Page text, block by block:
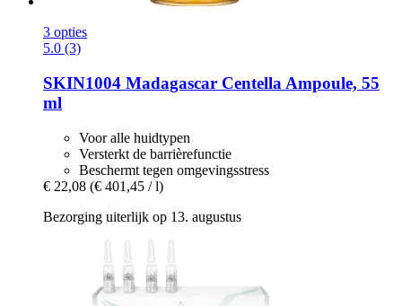
3 opties
5.0 (3)
SKIN1004 Madagascar Centella Ampoule, 55
ml
Voor alle huidtypen
Versterkt de barrièrefunctie
Beschermt tegen omgevingsstress
€ 22,08 (€ 401,45 / l)
Bezorging uiterlijk op 13. augustus